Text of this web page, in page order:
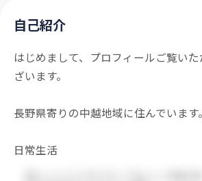
自己紹介
はじめまして、プロフィールご覧い
ざいます。
長野県寄りの中越地域に住んでいます。
日常生活